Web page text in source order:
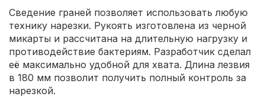
Сведение граней позволяет использовать любую
технику нарезки. Рукоять изготовлена из черной
микарты и рассчитана на длительную нагрузку и
противодействие бактериям. Разработчик сделал
её максимально удобной для хвата. Длина лезвия
в 180 мм позволит получить полный контроль за
нарезкой.